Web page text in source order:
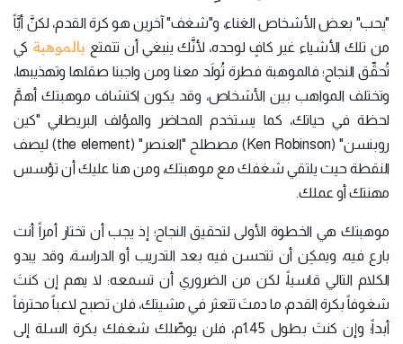
"يحب" بعض الأشخاص الغناء، و"شغف" آخرين هو كرة القدم، لكنَّ أيَّاً
من تلك الأشياء غير كافٍ لوحده، لأنَّك ينبغي أن تتمتع بالموهبة كي
تُحقِّق النجاح؛ فالموهبة فطرة تُولَد معنا ومن واجبنا صقلها وتهذيبها،
وتختلف المواهب بين الأشخاص، وقد يكون اكتشاف موهبتك أهمَّ
لحظة في حياتك، كما يستخدم المحاضر والمؤلف البريطاني "كين
روبنسن" (Ken Robinson) مصطلح "العنصر" (the element) ليصف
النقطة حيث يلتقي شغفك مع موهبتك، ومن هنا عليك أن تؤسس
مهنتك أو عملك.
موهبتك هي الخطوة الأولى لتحقيق النجاح؛ إذ يجب أن تختار أمراً أنت
بارع فيه، ويمكِن أن تتحسن فيه بعد التدريب أو الدراسة، وقد يبدو
الكلام التالي قاسياً، لكن من الضروري أن تسمعه: لا يهم إن كنتَ
شغوفاً بكرة القدم، ما دمتَ تتعثر في مشيتك، فلن تصبح لاعباً محترفاً
أبداً؛ وإن كنتَ بطول 1.45م، فلن يوصِّلك شغفك بكرة السلة إلى